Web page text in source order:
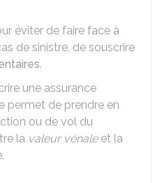
éviter de faire face à
de sinistre, de souscrire
.
une assurance
permet de prendre en
ou de vol du
la valeur vénaleet la